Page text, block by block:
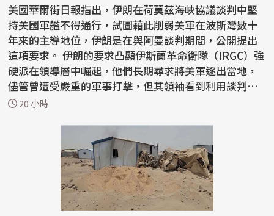
美國華爾街日報指出，伊朗在荷莫茲海峽協議談判中堅
持美國軍艦不得通行，試圖藉此削弱美軍在波斯灣數十
年來的主導地位，伊朗是在與阿曼談判期間，公開提出
這項要求。 伊朗的要求凸顯伊斯蘭革命衛隊（IRGC）強
硬派在領導層中崛起，他們長期尋求將美軍逐出當地，
儘管曾遭受嚴重的軍事打擊，但其領袖看到利用談判動
搖...20 小時